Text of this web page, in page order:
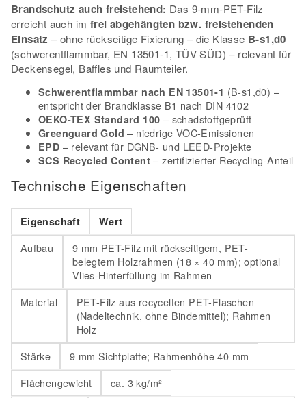
Brandschutz auch freistehend: Das 9-mm-PET-Filz
erreicht auch im frei abgehängten bzw. freistehenden
Einsatz – ohne rückseitige Fixierung – die Klasse B-s1,d0
(schwerentflammbar, EN 13501-1, TÜV SÜD) – relevant für
Deckensegel, Baffles und Raumteiler.
Schwerentflammbar nach EN 13501-1 (B-s1,d0) –
entspricht der Brandklasse B1 nach DIN 4102
OEKO-TEX Standard 100 – schadstoffgeprüft
Greenguard Gold – niedrige VOC-Emissionen
EPD – relevant für DGNB- und LEED-Projekte
SCS Recycled Content – zertifizierter Recycling-Anteil
Technische Eigenschaften
Eigenschaft Wert
Aufbau
9 mm PET-Filz mit rückseitigem, PET-
belegtem Holzrahmen (18 × 40 mm); optional
Vlies-Hinterfüllung im Rahmen
Material
PET-Filz aus recycelten PET-Flaschen
(Nadeltechnik, ohne Bindemittel); Rahmen
Holz
Stärke
9 mm Sichtplatte; Rahmenhöhe 40 mm
Flächengewicht
ca. 3 kg/m²